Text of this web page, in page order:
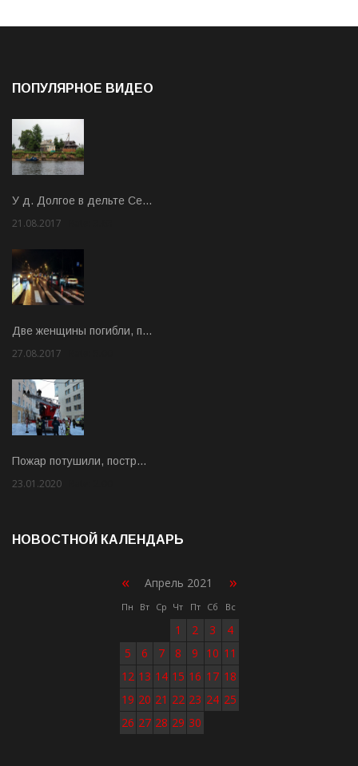
ПОПУЛЯРНОЕ ВИДЕО
У д. Долгое в дельте Се…
21.08.2017
Две женщины погибли, п…
27.08.2017
Пожар потушили, постр…
23.01.2020
НОВОСТНОЙ КАЛЕНДАРЬ
« Апрель 2021 »
Пн Вт Ср Чт Пт Сб Вс
1 2 3
4
5
6 7 8 9 10 11
12 13 14 15 16 17 18
19 20 21 22 23 24 25
26 27 28 29 30